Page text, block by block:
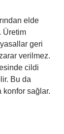
elde
Üretim
geri
verilmez.
cildi
Bu da
konfor sağlar.